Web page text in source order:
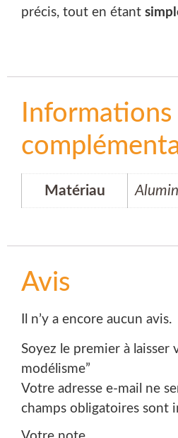
précis, tout en étant
Informations
Matériau
Avis
Il n’y a encore aucun avis.
Soyez le premier à laisser
modélisme”
Votre adresse e-mail ne
champs obligatoires sont